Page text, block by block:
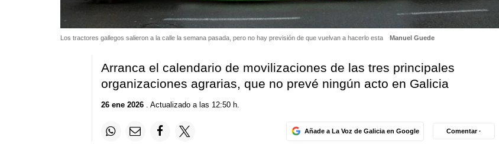
Los tractores gallegos salieron a la calle la semana pasada, pero no hay previsión de que vuelvan a hacerlo esta Manuel Guede
Arranca el calendario de movilizaciones de las tres principales
organizaciones agrarias, que no prevé ningún acto en Galicia
26 ene 2026. Actualizado a las 12:50 h.
Añade a La Voz de Galicia en Google Comentar ·